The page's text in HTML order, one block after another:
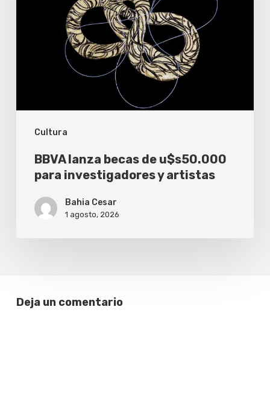
Cultura
investigadores
artistas
BBVA lanza becas de u$s50.000
para investigadores y artistas
Bahia Cesar
1 agosto, 2026
Deja un comentario